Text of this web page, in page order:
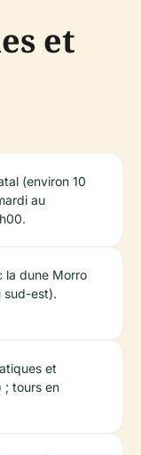
et
(environ 10
au
la dune Morro
sud-est).
et
; tours en